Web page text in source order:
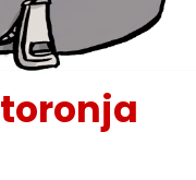
toronja